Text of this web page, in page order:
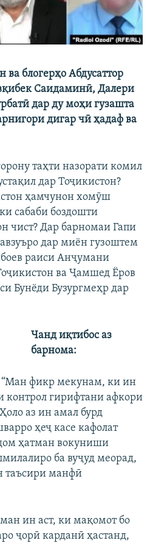
блогерҳо Абдусаттор
Саидаминӣ, Далери
дар ду моҳи гузашта
дигар чӣ ҳадаф ва
таҳти назорати комил
дар Тоҷикистон?
ҳамчунон хомӯш
сабаби боздошти
чист? Дар барномаи Гапи
дар миён гузоштем
раиси Анҷумани
ва Ҷамшед Ёров
Бунёди Бузургмеҳр дар
Чанд иқтибос аз
барнома:
фикр мекунам, ки ин
контрол гирифтани афкори
аз ин амал бурд
ҳеҷ касе кафолат
ҳатман вокуниши
ба вуҷуд меорад,
таъсири манфӣ
ин аст, ки мақомот бо
ҷорӣ карданӣ ҳастанд,